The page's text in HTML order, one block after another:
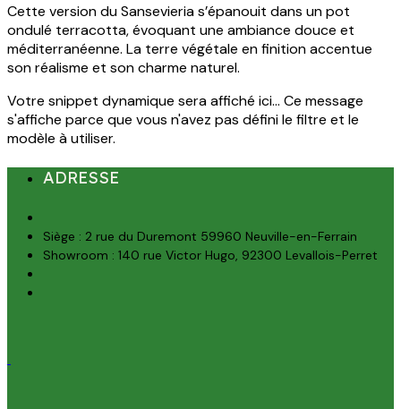
Cette version du Sansevieria s’épanouit dans un pot
ondulé terracotta, évoquant une ambiance douce et
méditerranéenne. La terre végétale en finition accentue
son réalisme et son charme naturel.
Votre snippet dynamique sera affiché ici... Ce message
s'affiche parce que vous n'avez pas défini le filtre et le
modèle à utiliser.
ADRESSE
Siège : 2 rue du Duremont 59960 Neuville-en-Ferrain
Showroom : 140 rue Victor Hugo, 92300 Levallois-Perret